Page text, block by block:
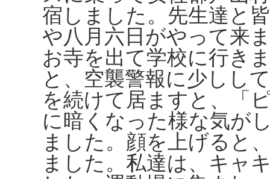
宿しました。先生達と
や八月六日がやって来
お寺を出て学校に行き
と、空襲警報に少しし
を続けて居ますと、「
に暗くなった様な気が
ました。顔を上げると
ました。私達は、キャ